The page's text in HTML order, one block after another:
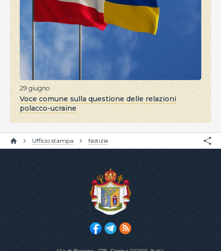
29 giugno
Voce comune sulla questione delle relazioni
polacco-ucraine
Ufficio stampa Notizie